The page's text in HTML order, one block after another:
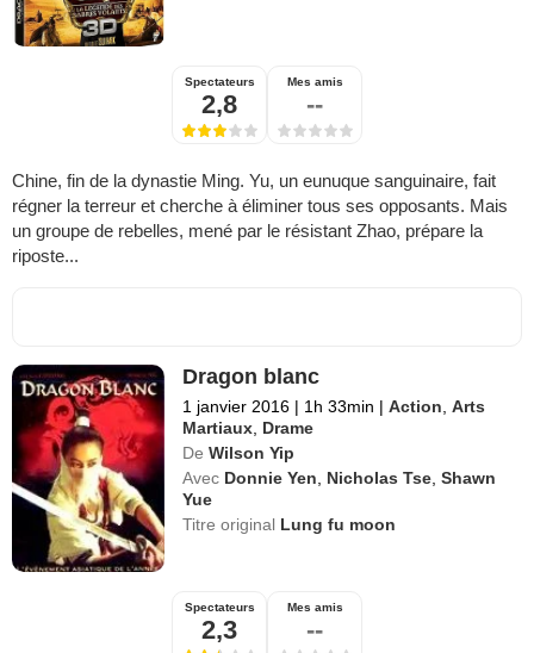
Spectateurs
2,8
Mes amis
--
Chine, fin de la dynastie Ming. Yu, un eunuque sanguinaire, fait
régner la terreur et cherche à éliminer tous ses opposants. Mais
un groupe de rebelles, mené par le résistant Zhao, prépare la
riposte...
Dragon blanc
1 janvier 2016 | 1h 33min | Action ,Arts
Martiaux Drame
De Wilson Yip
Avec Donnie Yen Nicholas Tse ,Shawn
Yue
Titre original Lung fu moon
Spectateurs
2,3
Mes amis
--